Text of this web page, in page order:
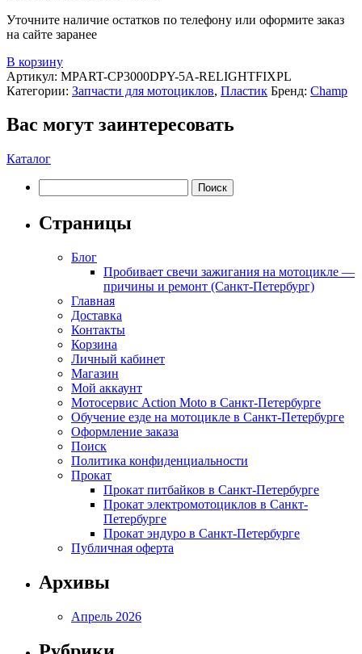
CP3000DPY-
5A
Уточните наличие остатков по телефону или оформите заказ
на сайте заранее
В корзину
Артикул: MPART-CP3000DPY-5A-RELIGHTFIXPL
Категории: Запчасти для мотоциклов, Пластик Бренд: Champ
Вас могут заинтересовать
Каталог
Страницы
Блог
Пробивает свечи зажигания на мотоцикле —
причины и ремонт (Санкт-Петербург)
Главная
Доставка
Контакты
Корзина
Личный кабинет
Магазин
Мой аккаунт
Мотосервис Action Moto в Санкт-Петербурге
Обучение езде на мотоцикле в Санкт-Петербурге
Оформление заказа
Поиск
Политика конфиденциальности
Прокат
Прокат питбайков в Санкт-Петербурге
Прокат электромотоциклов в Санкт-
Петербурге
Прокат эндуро в Санкт-Петербурге
Публичная оферта
Архивы
Апрель 2026